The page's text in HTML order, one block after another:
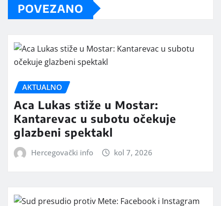
POVEZANO
AKTUALNO
Aca Lukas stiže u Mostar:
Kantarevac u subotu očekuje
glazbeni spektakl
Hercegovački info kol 7, 2026